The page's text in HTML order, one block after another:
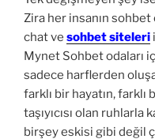
Zira her insanın sohbet
chat ve sohbet siteleri
Mynet Sohbet odaları
sadece harflerden
farklı bir hayatın,
taşıyıcısı olan ruhlarla
birşey eskisi gibi değil